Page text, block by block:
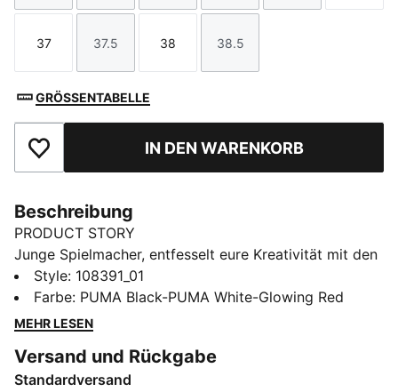
Größe
37
Größe
37.5
Größe
38
Größe
38.5
GRÖSSENTABELLE
Zu Favoriten hinzufügenIN DEN WARENKORB
Beschreibung
PRODUCT STORY
Junge Spielmacher, entfesselt eure Kreativität mit den
FUTURE 8 MATCH. Sie verfügen über ein leichtes
Synthetik-Obermaterial, ein elastisches Design ohne
Schnürsenkel und texturierte Synthetiklinien für
Stollen bietet Traktion auf harten Böden und
Kunstrasen, damit du Verteidiger mühelos abschütteln
Style: 108391_01
Farbe: PUMA Black-PUMA White-Glowing Red
MEHR LESEN
Versand und Rückgabe
Standardversand